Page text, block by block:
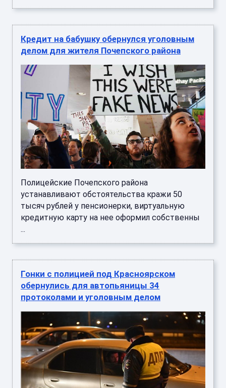
Кредит на бабушку обернулся уголовным
делом для жителя Почепского района
Полицейские Почепского района
устанавливают обстоятельства кражи 50
тысяч рублей у пенсионерки, виртуальную
кредитную карту на нее оформил собственны
...
Гонки с полицией под Красноярском
обернулись для автопьяницы 34
протоколами и уголовным делом